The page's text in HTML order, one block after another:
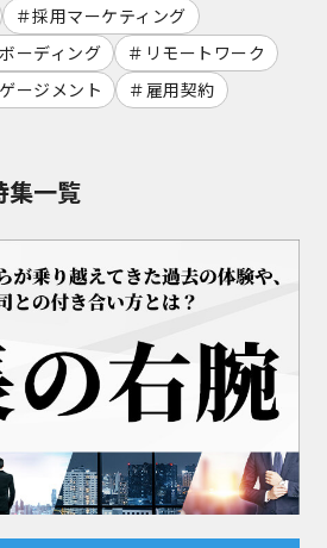
採用マーケティング
ーディング
リモートワーク
ージメント 雇用契約
集一覧